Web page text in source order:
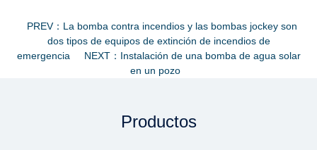
PREV：La bomba contra incendios y las bombas jockey son
dos tipos de equipos de extinción de incendios de
emergencia
NEXT：Instalación de una bomba de agua solar
en un pozo
Productos